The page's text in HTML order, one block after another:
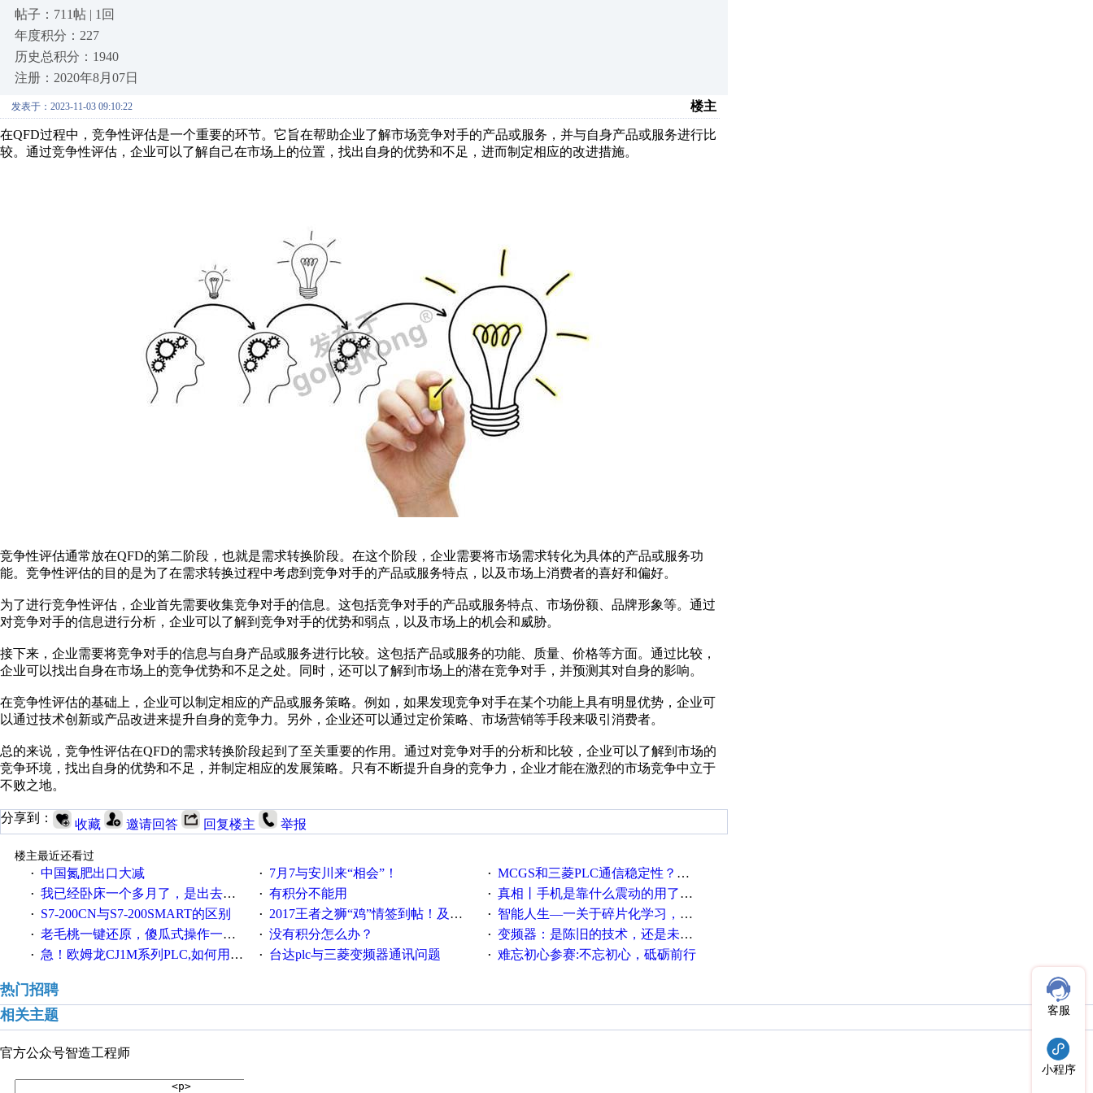
帖子：711帖 | 1回
年度积分：227
历史总积分：1940
注册：2020年8月07日
发表于：2023-11-03 09:10:22 楼主
在QFD过程中，竞争性评估是一个重要的环节。它旨在帮助企业了解市场竞争对手的产品或服务，并与自身产品或服务进行比
较。通过竞争性评估，企业可以了解自己在市场上的位置，找出自身的优势和不足，进而制定相应的改进措施。
竞争性评估通常放在QFD的第二阶段，也就是需求转换阶段。在这个阶段，企业需要将市场需求转化为具体的产品或服务功
能。竞争性评估的目的是为了在需求转换过程中考虑到竞争对手的产品或服务特点，以及市场上消费者的喜好和偏好。
为了进行竞争性评估，企业首先需要收集竞争对手的信息。这包括竞争对手的产品或服务特点、市场份额、品牌形象等。通过
对竞争对手的信息进行分析，企业可以了解到竞争对手的优势和弱点，以及市场上的机会和威胁。
接下来，企业需要将竞争对手的信息与自身产品或服务进行比较。这包括产品或服务的功能、质量、价格等方面。通过比较，
企业可以找出自身在市场上的竞争优势和不足之处。同时，还可以了解到市场上的潜在竞争对手，并预测其对自身的影响。
在竞争性评估的基础上，企业可以制定相应的产品或服务策略。例如，如果发现竞争对手在某个功能上具有明显优势，企业可
以通过技术创新或产品改进来提升自身的竞争力。另外，企业还可以通过定价策略、市场营销等手段来吸引消费者。
总的来说，竞争性评估在QFD的需求转换阶段起到了至关重要的作用。通过对竞争对手的分析和比较，企业可以了解到市场的
竞争环境，找出自身的优势和不足，并制定相应的发展策略。只有不断提升自身的竞争力，企业才能在激烈的市场竞争中立于
不败之地。
分享到： 收藏 邀请回答 回复楼主 举报
楼主最近还看过
· 中国氮肥出口大减 · 7月7与安川来“相会”！ · MCGS和三菱PLC通信稳定性？？？
· 我已经卧床一个多月了，是出去安装机械手在高速遭遇车祸所致:大家工作都要特别注意啊 · 有积分不能用 · 真相丨手机是靠什么震动的用了这么多年才知道！
· S7-200CN与S7-200SMART的区别 · 2017王者之狮“鸡”情签到帖！及时更新在线研讨会预告 · 智能人生—一关于碎片化学习，看这一篇就够了！
· 老毛桃一键还原，傻瓜式操作一键轻松备份还原；程序为向导式安装，一键即可实现自动备份或还原系统。 · 没有积分怎么办？ · 变频器：是陈旧的技术，还是未来的幕后英雄？
· 急！欧姆龙CJ1M系列PLC,如何用时间控制变频器。要求时间在组态王中可以自由输入！拜托各位大神了！ · 台达plc与三菱变频器通讯问题 · 难忘初心参赛:不忘初心，砥砺前行
热门招聘
相关主题
官方公众号智造工程师
客服
小程序